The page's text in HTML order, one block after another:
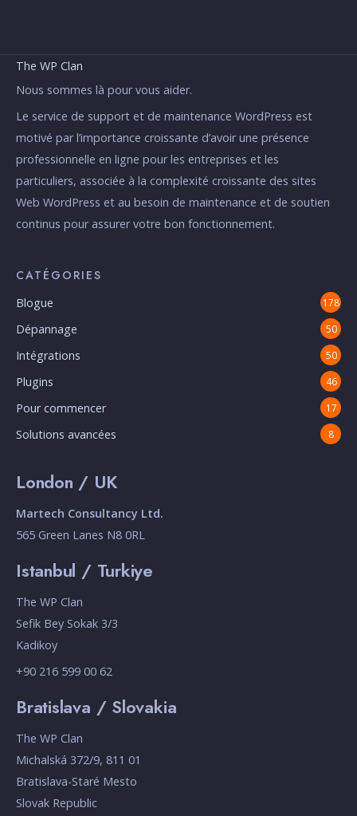
The WP Clan
Nous sommes là pour vous aider.
Le service de support et de maintenance WordPress est
motivé par l’importance croissante d’avoir une présence
professionnelle en ligne pour les entreprises et les
particuliers, associée à la complexité croissante des sites
Web WordPress et au besoin de maintenance et de soutien
continus pour assurer votre bon fonctionnement.
CATÉGORIES
Blogue 178
Dépannage 50
Intégrations 50
Plugins 46
Pour commencer 17
Solutions avancées 8
London / UK
Martech Consultancy Ltd.
565 Green Lanes N8 0RL
Istanbul / Turkiye
The WP Clan
Sefik Bey Sokak 3/3
Kadikoy
+90 216 599 00 62
Bratislava / Slovakia
The WP Clan
Michalská 372/9, 811 01
Bratislava-Staré Mesto
Slovak Republic